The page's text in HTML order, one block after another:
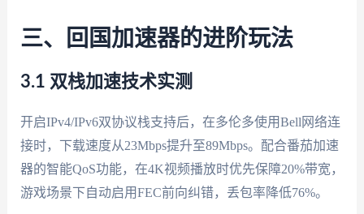
三、回国加速器的进阶玩法
3.1 双栈加速技术实测
开启IPv4/IPv6双协议栈支持后，在多伦多使用Bell网络连
接时，下载速度从23Mbps提升至89Mbps。配合番茄加速
器的智能QoS功能，在4K视频播放时优先保障20%带宽，
游戏场景下自动启用FEC前向纠错，丢包率降低76%。